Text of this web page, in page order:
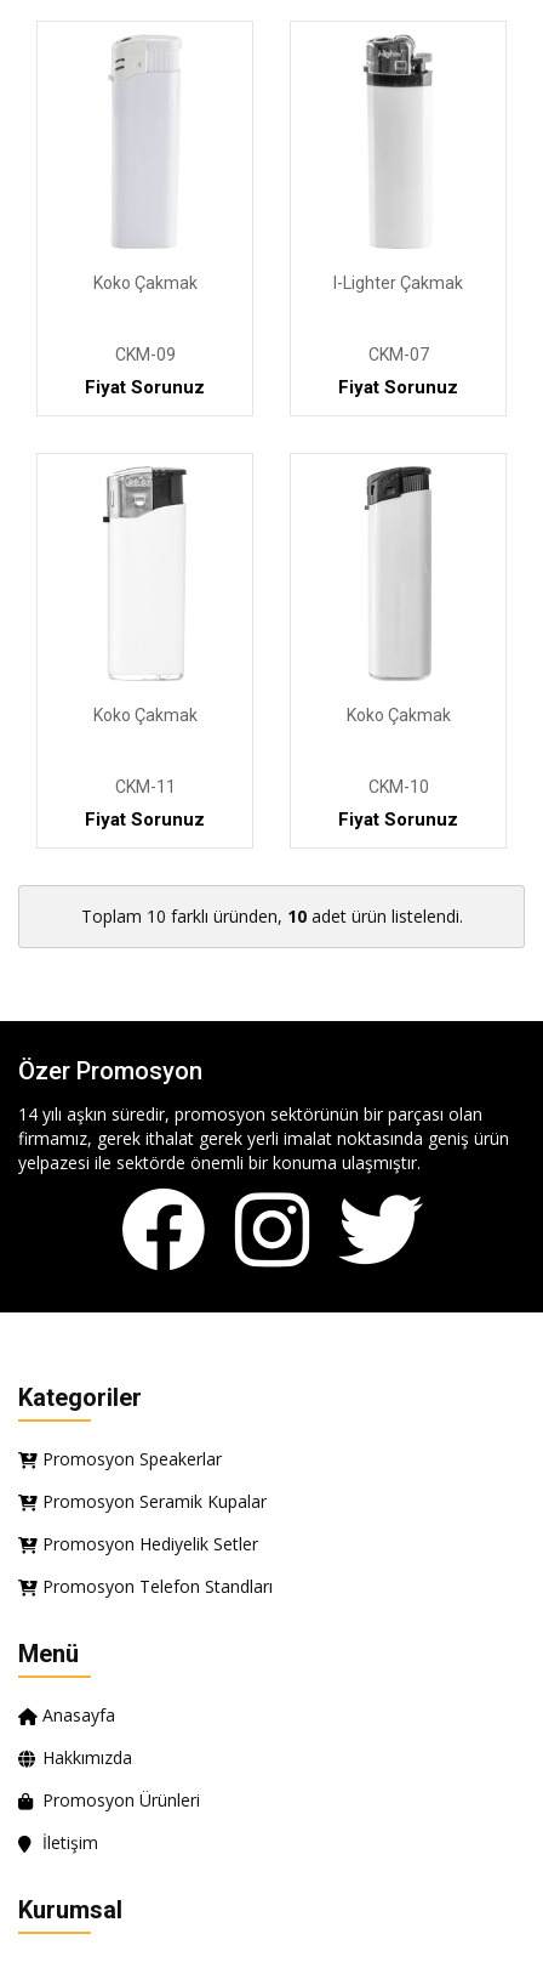
Koko Çakmak
CKM-09
Fiyat Sorunuz
I-Lighter Çakmak
CKM-07
Fiyat Sorunuz
Koko Çakmak
CKM-11
Fiyat Sorunuz
Koko Çakmak
CKM-10
Fiyat Sorunuz
Toplam 10 farklı üründen, 10adet ürün listelendi.
Özer Promosyon
14 yılı aşkın süredir, promosyon sektörünün bir parçası olan
firmamız, gerek ithalat gerek yerli imalat noktasında geniş ürün
yelpazesi ile sektörde önemli bir konuma ulaşmıştır.
Kategoriler
Promosyon Speakerlar
Promosyon Seramik Kupalar
Promosyon Hediyelik Setler
Promosyon Telefon Standları
Menü
Anasayfa
Hakkımızda
Promosyon Ürünleri
İletişim
Kurumsal